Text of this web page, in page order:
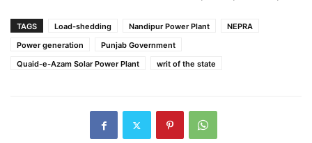
TAGS Load-shedding Nandipur Power Plant
NEPRA
Power generation
Punjab Government
Quaid-e-Azam Solar Power Plant
writ of the state